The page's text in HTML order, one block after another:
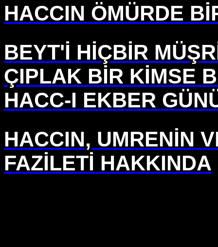
HACCIN ÖMÜRDE
BEYT'İ HİÇBİR
ÇIPLAK BİR KİMSE
HACC-I EKBER
HACCIN, UMRENİN
FAZİLETİ HAKKINDA